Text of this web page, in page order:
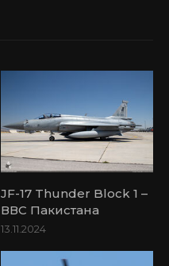
JF-17 Thunder Block 1 –
ВВС Пакистана
13.11.2024